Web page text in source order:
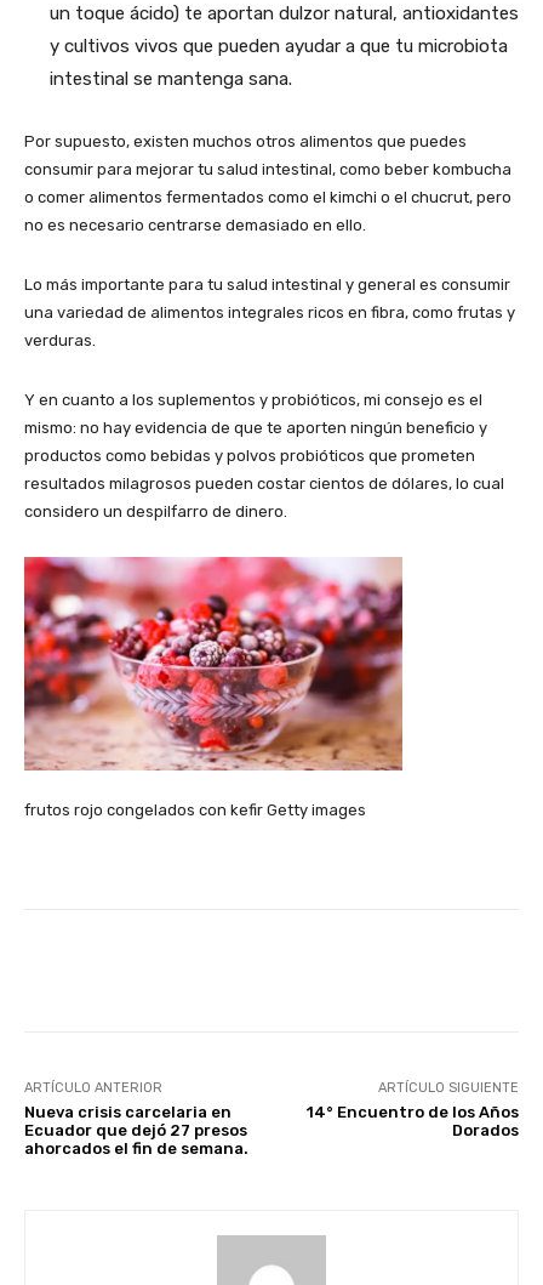
un toque ácido) te aportan dulzor natural, antioxidantes
y cultivos vivos que pueden ayudar a que tu microbiota
intestinal se mantenga sana.
Por supuesto, existen muchos otros alimentos que puedes
consumir para mejorar tu salud intestinal, como beber kombucha
o comer alimentos fermentados como el kimchi o el chucrut, pero
no es necesario centrarse demasiado en ello.
Lo más importante para tu salud intestinal y general es consumir
una variedad de alimentos integrales ricos en fibra, como frutas y
verduras.
Y en cuanto a los suplementos y probióticos, mi consejo es el
mismo: no hay evidencia de que te aporten ningún beneficio y
productos como bebidas y polvos probióticos que prometen
resultados milagrosos pueden costar cientos de dólares, lo cual
considero un despilfarro de dinero.
frutos rojo congelados con kefir Getty images
ARTÍCULO ANTERIOR
Nueva crisis carcelaria en
Ecuador que dejó 27 presos
ahorcados el fin de semana.
ARTÍCULO SIGUIENTE
14° Encuentro de los Años
Dorados